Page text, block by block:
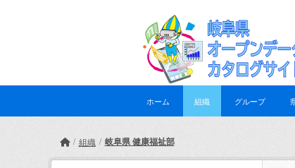
ホーム 組織 グループ
組織 岐阜県 健康福祉部